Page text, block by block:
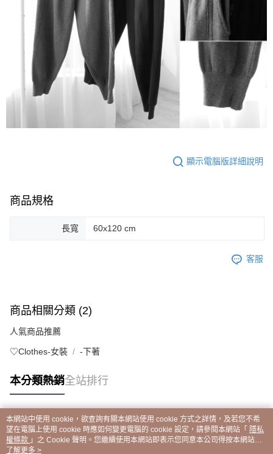
顯示電腦版詳細說明
商品規格
長寬 60x120 cm
客服
商品相關分類 (2)
人氣商品推薦
♡Clothes-女裝 -下著
本分類熱銷全站排行
熱門標籤
本網站中使用 cookie，欲查詢有關本網站使用 cookie 方式之詳情，及若您不希
望在電腦上使用 cookie 時應如何變更電腦的 cookie 設定，請參閱本網站「 隱私
權條款 」之 Cookie 聲明。您繼續使用本網站即表示您同意本公司得按本網站使
用條款之 Cookie 聲明使用 cookie。
了解更多 >